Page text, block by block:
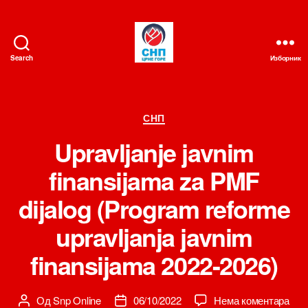
Search Изборник
Категорије
СНП
Upravljanje javnim
finansijama za PMF
dijalog (Program reforme
upravljanja javnim
finansijama 2022-2026)
Аутор
ОдSnp Online
Датум06/10/2022 Нема коментарана